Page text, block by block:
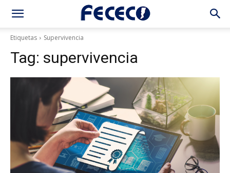
Etiquetas Supervivencia
Tag: supervivencia